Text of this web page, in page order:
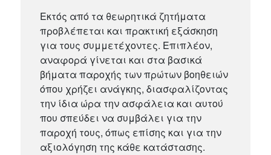
Εκτός από τα θεωρητικά ζητήματα
προβλέπεται και πρακτική εξάσκηση
για τους συμμετέχοντες. Επιπλέον,
αναφορά γίνεται και στα βασικά
βήματα παροχής των πρώτων βοηθειών
όπου χρήζει ανάγκης, διασφαλίζοντας
την ίδια ώρα την ασφάλεια και αυτού
που σπεύδει να συμβάλει για την
παροχή τους, όπως επίσης και για την
αξιολόγηση της κάθε κατάστασης.